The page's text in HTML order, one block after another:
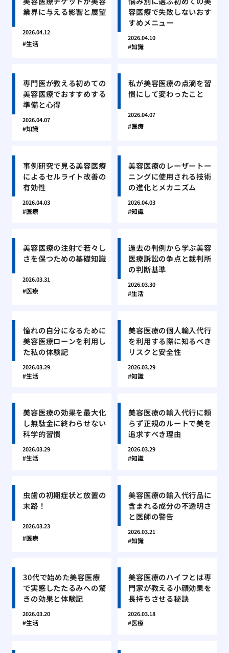
業界に与える影響と展望
2026.04.12
生活
容医療で失敗しないおす
すめメニュー
2026.04.10
知識
専門医が教える初めての
美容医療でおすすめする
準備と心得
2026.04.07
知識
私が美容医療の点滴を習
慣にして変わったこと
2026.04.07
医療
事例研究で見る美容医療
によるセルライト改善の
有効性
2026.04.03
医療
美容医療のレーザートー
ニングに使用される技術
の進化とメカニズム
2026.04.03
知識
美容医療の注射で若々し
さを保つための基礎知識
2026.03.31
医療
過去の判例から学ぶ美容
医療訴訟の争点と裁判所
の判断基準
2026.03.30
生活
憧れの自分になるために
美容医療ローンを利用し
た私の体験記
2026.03.29
生活
美容医療の個人輸入代行
を利用する際に知るべき
リスクと安全性
2026.03.29
知識
美容医療の効果を最大化
し無駄金に終わらせない
科学的習慣
2026.03.29
生活
美容医療の輸入代行に頼
らず正規のルートで美を
追求すべき理由
2026.03.29
知識
虫歯の初期症状と放置の
末路！
2026.03.23
医療
美容医療の輸入代行品に
含まれる成分の不透明さ
と医師の警告
2026.03.21
知識
30代で始めた美容医療
で実感したたるみへの驚
きの効果と体験記
2026.03.20
生活
美容医療のハイフとは専
門家が教える小顔効果を
長持ちさせる秘訣
2026.03.18
医療